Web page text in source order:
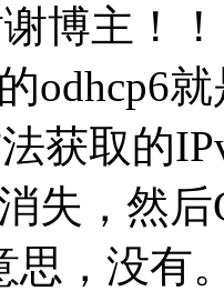
博主！
odhcp6
获取的
失，然
思，没有